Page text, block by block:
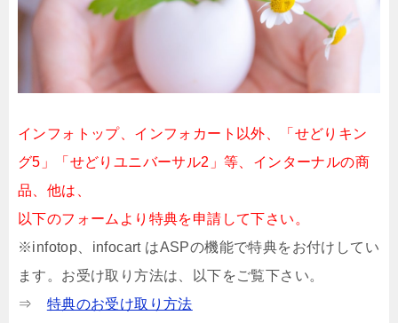
インフォトップ、インフォカート以外、「せどりキン
グ5」「せどりユニバーサル2」等、インターナルの商
品、他は、
以下のフォームより特典を申請して下さい。
※infotop、infocart はASPの機能で特典をお付けしてい
ます。お受け取り方法は、以下をご覧下さい。
⇒ 特典のお受け取り方法